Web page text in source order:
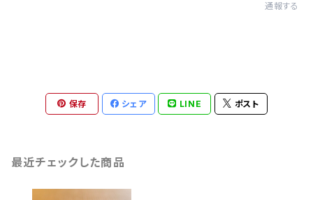
通報する
保存 シェア LINE ポスト
最近チェックした商品